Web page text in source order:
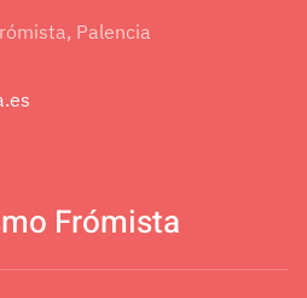
Palencia
Frómista